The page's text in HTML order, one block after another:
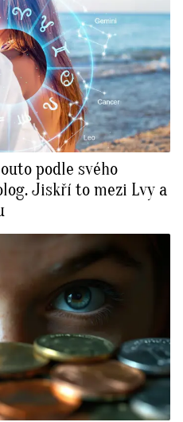
podle svého
Jiskří to mezi Lvy a